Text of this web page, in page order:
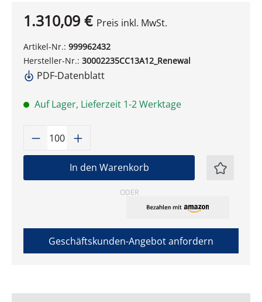
1.310,09 € Preis inkl. MwSt.
Artikel-Nr.: 999962432
Hersteller-Nr.: 30002235CC13A12_Renewal
PDF-Datenblatt
Auf Lager, Lieferzeit 1-2 Werktage
Produkt Anzahl: Gib den
In den Warenkorb
ODER
Geschäftskunden-Angebot anfordern